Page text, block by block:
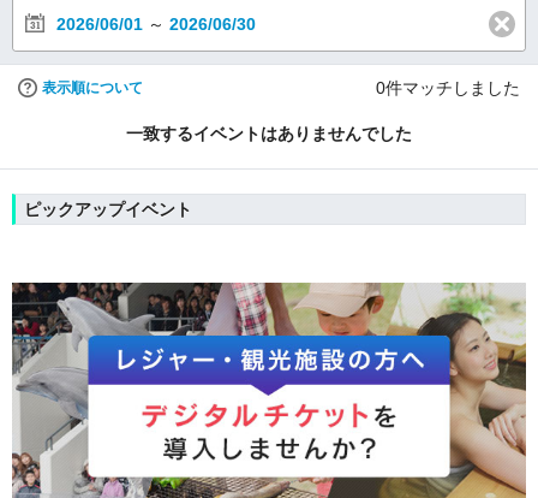
2026/06/01 ～ 2026/06/30
表示順について 0件マッチしました
一致するイベントはありませんでした
ピックアップイベント